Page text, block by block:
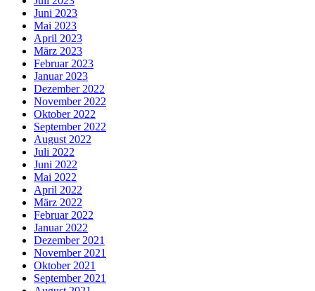
Juni 2023
Mai 2023
April 2023
März 2023
Februar 2023
Januar 2023
Dezember 2022
November 2022
Oktober 2022
September 2022
August 2022
Juli 2022
Juni 2022
Mai 2022
April 2022
März 2022
Februar 2022
Januar 2022
Dezember 2021
November 2021
Oktober 2021
September 2021